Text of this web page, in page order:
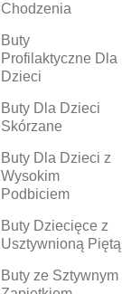
Chodzenia
Buty
Profilaktyczne Dla
Dzieci
Buty Dla Dzieci
Skórzane
Buty Dla Dzieci z
Wysokim
Podbiciem
Buty Dziecięce z
Usztywnioną Piętą
Buty ze Sztywnym